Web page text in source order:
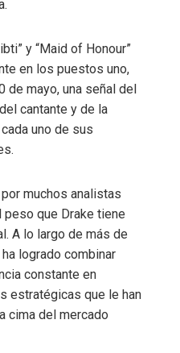
y “Maid of Honour”
en los puestos uno,
de mayo, una señal del
cantante y de la
uno de sus
muchos analistas
peso que Drake tiene
A lo largo de más de
logrado combinar
constante en
estratégicas que le han
cima del mercado